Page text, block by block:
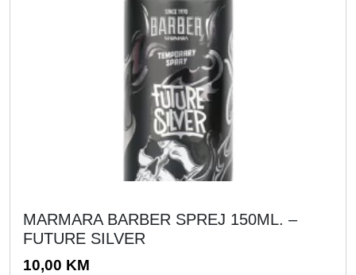
MARMARA BARBER SPREJ 150ML. –
FUTURE SILVER
10,00 KM